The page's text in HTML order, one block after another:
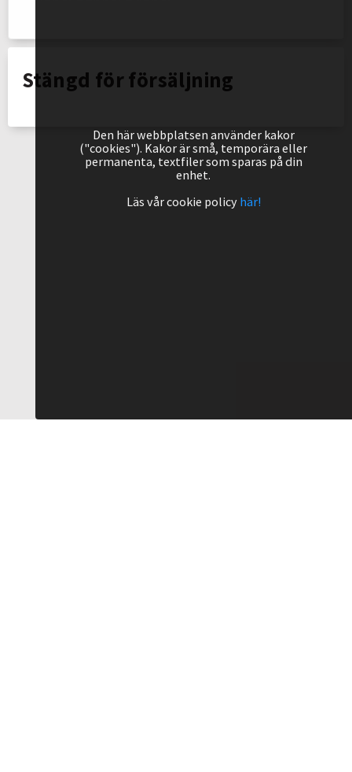
Den här webbplatsen använder kakor
("cookies"). Kakor är små, temporära eller
permanenta, textfiler som sparas på din
enhet.
Läs vår cookie policy här!
Stängd för försäljning